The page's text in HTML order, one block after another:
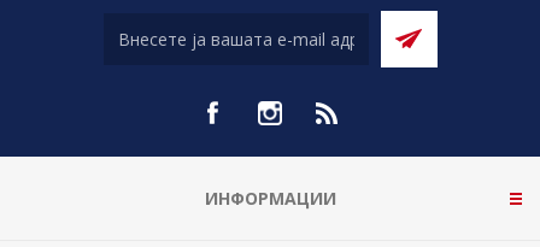
ИНФОРМАЦИИ